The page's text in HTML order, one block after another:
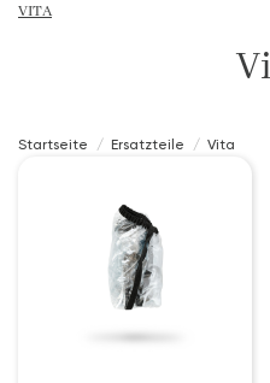
VITA
Startseite Ersatzteile Vita